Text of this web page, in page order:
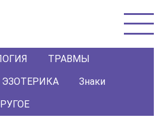
ТРАВМЫ
ЭЗОТЕРИКА
Знаки